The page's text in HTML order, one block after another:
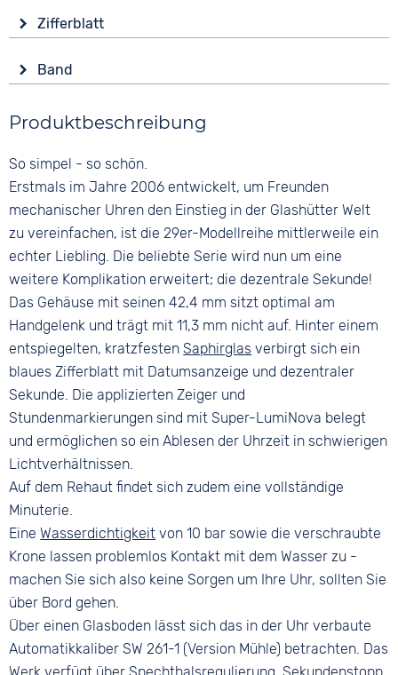
Funktionen
Datumsanzeige
Wasserdicht
Saphirglas
Form
Rund
Material
Farbe
Silber
Zifferblatt
Analog
Blau
Ziffern
Keine
Band
Silber
Material
Edelstahl
Bandschließe
Faltschließe
Produktbeschreibung
So simpel - so schön.
Erstmals im Jahre 2006 entwickelt, um Freunden
mechanischer Uhren den Einstieg in der Glashütter Welt
zu vereinfachen, ist die 29er-Modellreihe mittlerweile ein
echter Liebling. Die beliebte Serie wird nun um eine
weitere Komplikation erweitert; die dezentrale Sekunde!
Das Gehäuse mit seinen 42,4 mm sitzt optimal am
Handgelenk und trägt mit 11,3 mm nicht auf. Hinter einem
entspiegelten, kratzfestenSaphirglas verbirgt sich ein
blaues Zifferblatt mit Datumsanzeige und dezentraler
Sekunde. Die applizierten Zeiger und
Stundenmarkierungen sind mit Super-LumiNova belegt
und ermöglichen so ein Ablesen der Uhrzeit in schwierigen
Lichtverhältnissen.
Auf dem Rehaut findet sich zudem eine vollständige
Minuterie.
EineWasserdichtigkeit von 10 bar sowie die verschraubte
Krone lassen problemlos Kontakt mit dem Wasser zu -
machen Sie sich also keine Sorgen um Ihre Uhr, sollten Sie
über Bord gehen.
Über einen Glasboden lässt sich das in der Uhr verbaute
Automatikkaliber SW 261-1 (Version Mühle) betrachten. Das